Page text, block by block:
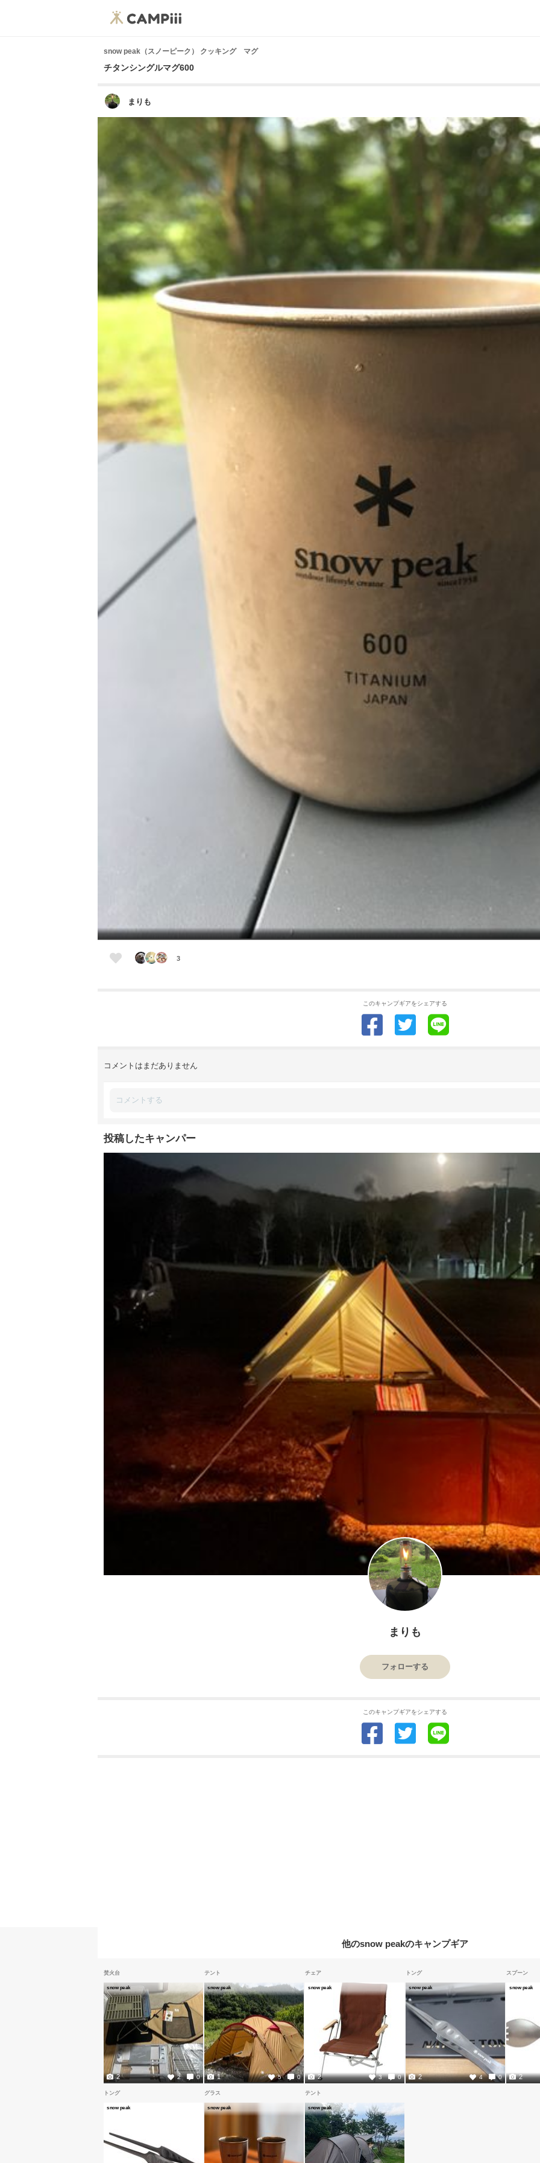
snow peak（スノーピーク） クッキング マグ
チタンシングルマグ600
まりも
3
このキャンプギアをシェアする
コメントはまだありません
投稿したキャンパー
まりも
フォローする
このキャンプギアをシェアする
他のsnow peakのキャンプギア
焚火台
snow peak
2 0
2
テント
snow peak
5 0
1
チェア
snow peak
3 0
2
トング
snow peak
4 0
2
スプーン
snow peak
2
トング
snow peak
グラス
snow peak
テント
snow peak